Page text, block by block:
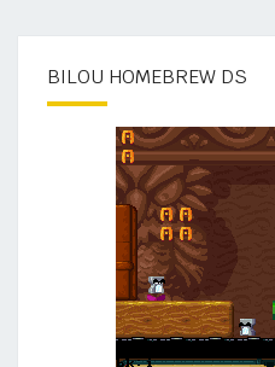
BILOU HOMEBREW DS